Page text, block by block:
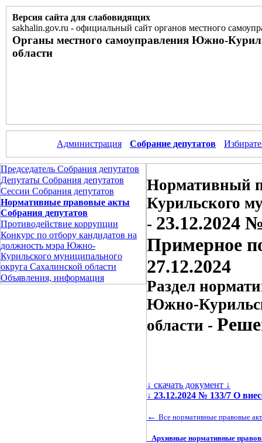
Версия сайта для слабовидящих
sakhalin.gov.ru - официальный сайт органов местного
Органы местного самоуправления Южно-
области
Администрация Собрание депутатов
Председатель Собрания депутатов
Депутаты Собрания депутатов
Сессии Собрания депутатов
Нормативные правовые акты
Собрания депутатов
Противодействие коррупции
Конкурс по отбору кандидатов на
должность мэра Южно-
Курильского муниципального
округа Сахалинской области
Объявления, информация
Нормативный
Курильского
- 23.12.2024
Примерное
27.12.2024
Раздел
Южно-
области -
↓ скачать документ ↓
↓ 23.12.2024 № 133/7 О
← Все нормативные правовые
Архивные нормативные